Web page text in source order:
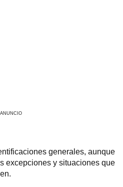
ANUNCIO
generales, aunque
excepciones y situaciones que